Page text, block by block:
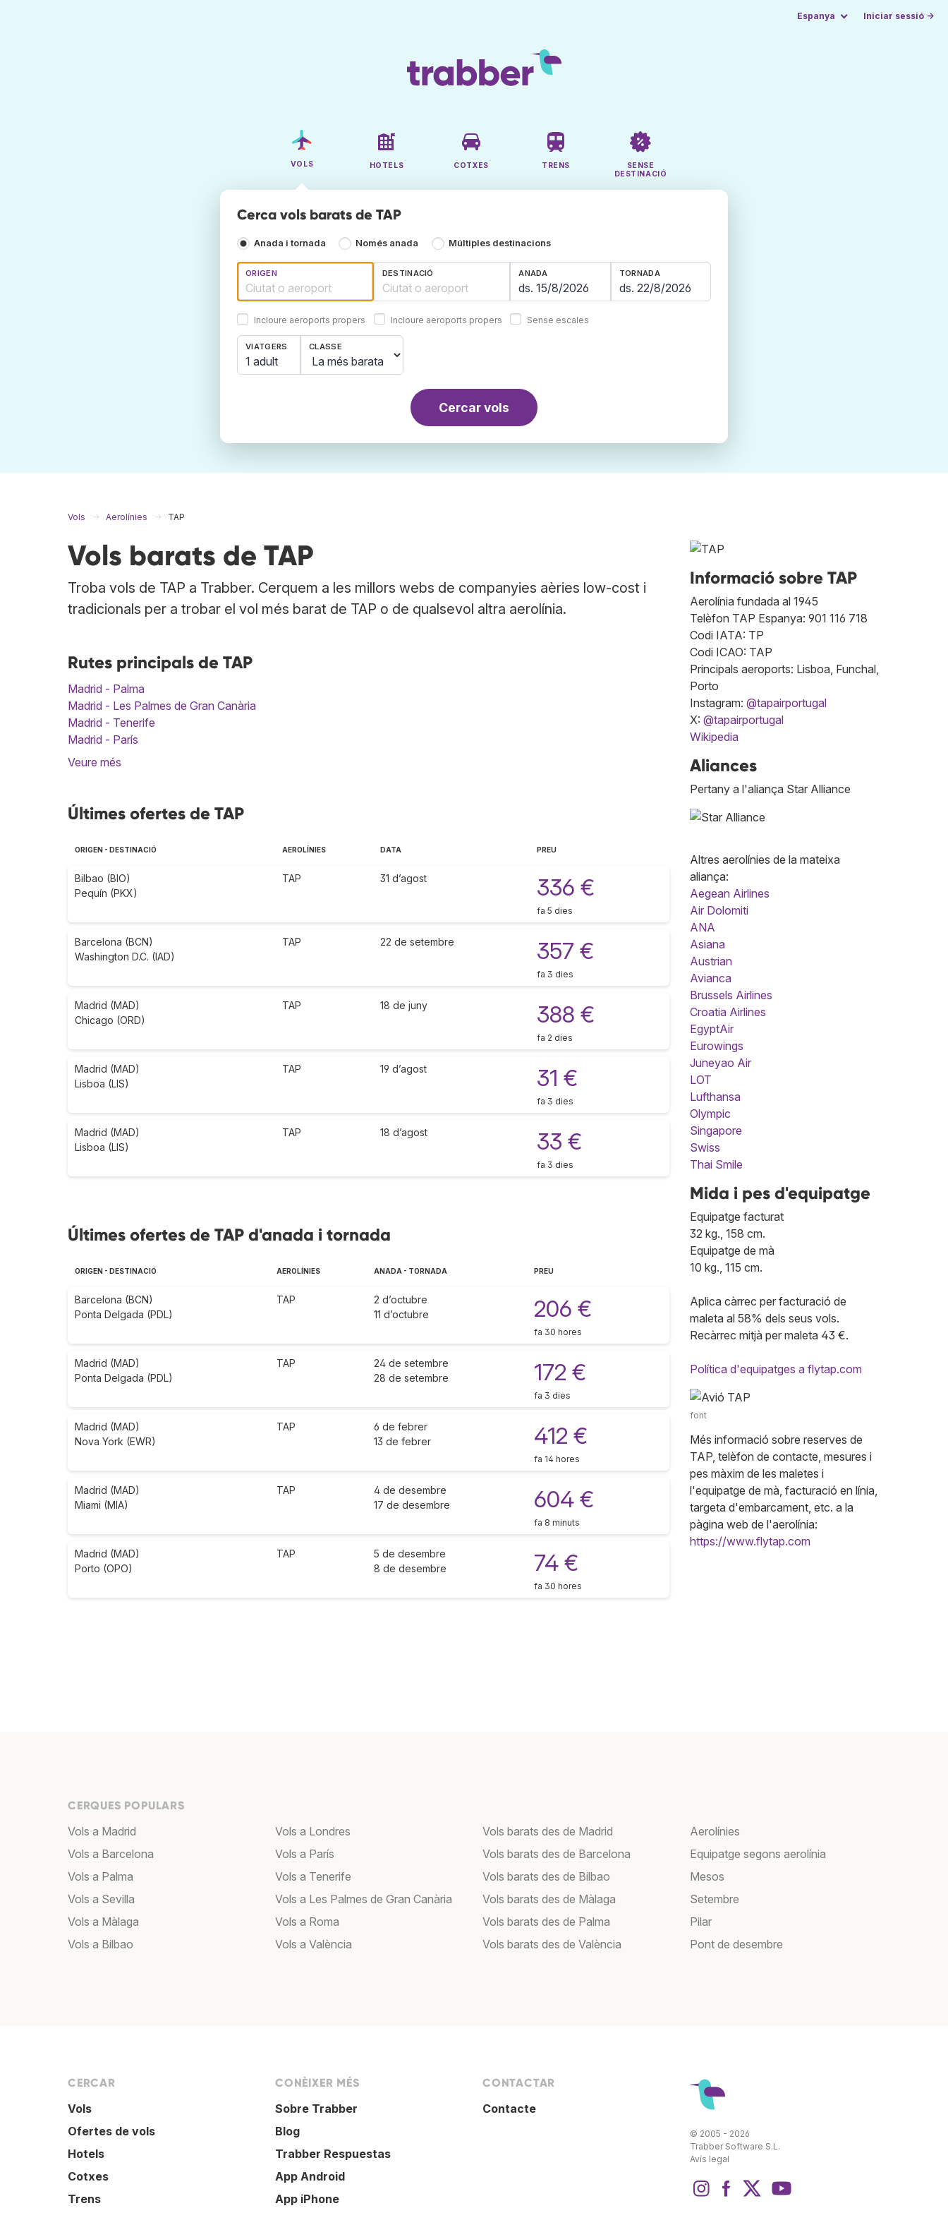
Espanya Iniciar sessió →
VOLS HOTELS COTXES TRENS
SENSE
DESTINACIÓ
Cerca vols barats de TAP
Anada i tornada Només anada Múltiples destinacions
ORIGEN
Incloure aeroports propers
DESTINACIÓ
Incloure aeroports propers
ANADA TORNADA
Sense escales
VIATGERS
1 adult
CLASSE
Cercar vols
Vols Aerolínies TAP
Vols barats de TAP
Troba vols de TAP a Trabber. Cerquem a les millors webs de companyies aèries low-cost i
tradicionals per a trobar el vol més barat de TAP o de qualsevol altra aerolínia.
Rutes principals de TAP
Madrid - Palma
Madrid - Les Palmes de Gran Canària
Madrid - Tenerife
Madrid - París
Veure més
Últimes ofertes de TAP
ORIGEN - DESTINACIÓ AEROLÍNIES DATA PREU
Bilbao (BIO)
Pequín (PKX)
TAP 31 d’agost 336 €
fa 5 dies
Barcelona (BCN)
Washington D.C. (IAD)
TAP 22 de setembre 357 €
fa 3 dies
Madrid (MAD)
Chicago (ORD)
TAP 18 de juny 388 €
fa 2 dies
Madrid (MAD)
Lisboa (LIS)
TAP 19 d’agost 31 €
fa 3 dies
Madrid (MAD)
Lisboa (LIS)
TAP 18 d’agost 33 €
fa 3 dies
Últimes ofertes de TAP d'anada i tornada
ORIGEN - DESTINACIÓ AEROLÍNIES ANADA - TORNADA PREU
Barcelona (BCN)
Ponta Delgada (PDL)
TAP
2 d’octubre
11 d’octubre
206 €
fa 30 hores
Madrid (MAD)
Ponta Delgada (PDL)
TAP
24 de setembre
28 de setembre
172 €
fa 3 dies
Madrid (MAD)
Nova York (EWR)
TAP
6 de febrer
13 de febrer
412 €
fa 14 hores
Madrid (MAD)
Miami (MIA)
TAP
4 de desembre
17 de desembre
604 €
fa 8 minuts
Madrid (MAD)
Porto (OPO)
TAP
5 de desembre
8 de desembre
74 €
fa 30 hores
Informació sobre TAP
Aerolínia fundada al 1945
Telèfon TAP Espanya: 901 116 718
Codi IATA: TP
Codi ICAO: TAP
Principals aeroports: Lisboa, Funchal,
Porto
Instagram: @tapairportugal
X: @tapairportugal
Wikipedia
Aliances
Pertany a l'aliança Star Alliance
Altres aerolínies de la mateixa
aliança:
Aegean Airlines
Air Dolomiti
ANA
Asiana
Austrian
Avianca
Brussels Airlines
Croatia Airlines
EgyptAir
Eurowings
Juneyao Air
LOT
Lufthansa
Olympic
Singapore
Swiss
Thai Smile
Mida i pes d'equipatge
Equipatge facturat
32 kg., 158 cm.
Equipatge de mà
10 kg., 115 cm.
Aplica càrrec per facturació de
maleta al 58% dels seus vols.
Recàrrec mitjà per maleta 43 €.
Política d'equipatges a flytap.com
font
Més informació sobre reserves de
TAP, telèfon de contacte, mesures i
pes màxim de les maletes i
l'equipatge de mà, facturació en línia,
targeta d'embarcament, etc. a la
pàgina web de l'aerolínia:
https://www.flytap.com
CERQUES POPULARS
Vols a Madrid
Vols a Barcelona
Vols a Palma
Vols a Sevilla
Vols a Màlaga
Vols a Bilbao
Vols a Londres
Vols a París
Vols a Tenerife
Vols a Les Palmes de Gran Canària
Vols a Roma
Vols a València
Vols barats des de Madrid
Vols barats des de Barcelona
Vols barats des de Bilbao
Vols barats des de Màlaga
Vols barats des de Palma
Vols barats des de València
Aerolínies
Equipatge segons aerolínia
Mesos
Setembre
Pilar
Pont de desembre
CERCAR
Vols
Ofertes de vols
Hotels
Cotxes
Trens
CONÈIXER MÉS
Sobre Trabber
Blog
Trabber Respuestas
App Android
App iPhone
CONTACTAR
Contacte
© 2005 - 2026
Trabber Software S.L.
Avís legal